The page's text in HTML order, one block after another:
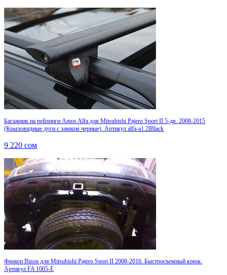
Багажник на рейлинги Amos Alfa для Mitsubishi Pajero Sport II 5-дв. 2008-2015
(Крыловидные дуги с замком черные). Артикул alfa-a1.2lBlack
9 220 сом
Фаркоп Bizon для Mitsubishi Pajero Sport II 2008-2016. Быстросъемный крюк.
Артикул FA 1005-E